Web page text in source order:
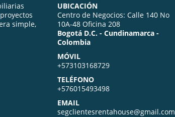
simple,
UBICACIÓN
Centro de Negocios: Calle 140 No
10A-48 Oficina 208
Bogotá D.C. - Cundinamarca -
Colombia
MÓVIL
+573103168729
TELÉFONO
+576015493498
EMAIL
segclientesrentahouse@gmail.com